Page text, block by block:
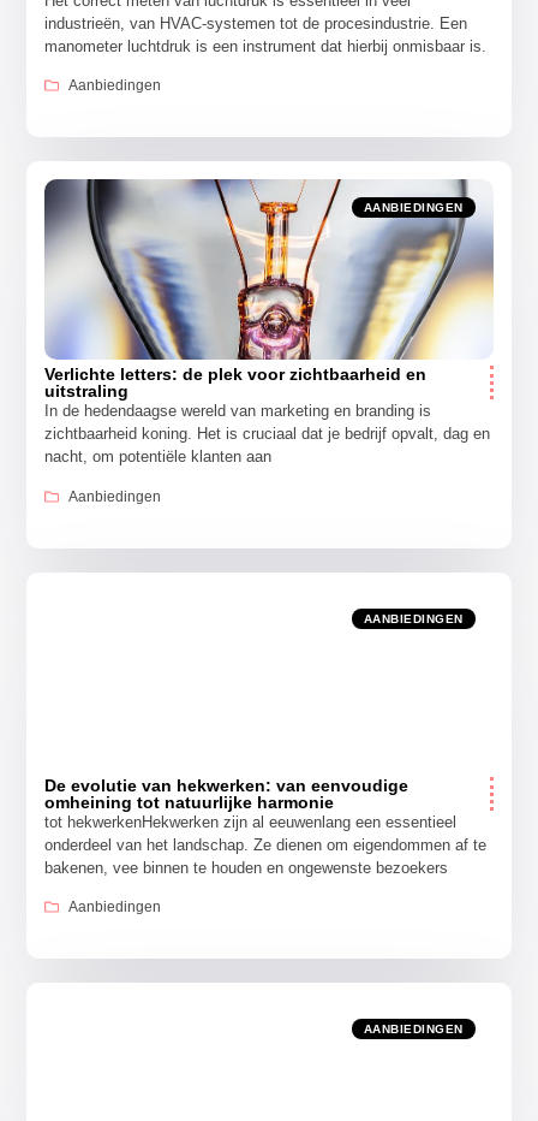
industrieën, van HVAC-systemen tot de procesindustrie. Een
manometer luchtdruk is een instrument dat hierbij onmisbaar is.
Aanbiedingen
AANBIEDINGEN
Verlichte letters: de plek voor zichtbaarheid en
uitstraling
In de hedendaagse wereld van marketing en branding is
zichtbaarheid koning. Het is cruciaal dat je bedrijf opvalt, dag en
nacht, om potentiële klanten aan
Aanbiedingen
AANBIEDINGEN
De evolutie van hekwerken: van eenvoudige
omheining tot natuurlijke harmonie
tot hekwerkenHekwerken zijn al eeuwenlang een essentieel
onderdeel van het landschap. Ze dienen om eigendommen af te
bakenen, vee binnen te houden en ongewenste bezoekers
Aanbiedingen
AANBIEDINGEN